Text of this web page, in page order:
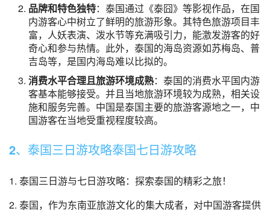
品牌和特色独特：泰国通过《泰囧》等影视作品，在国
内游客心中树立了鲜明的旅游形象。其特色旅游项目丰
富，人妖表演、泼水节等充满吸引力，能激发游客的好
奇心和参与热情。此外，泰国的海岛资源如苏梅岛、普
吉岛等，是国内海岛难以比拟的。
消费水平合理且旅游环境成熟：泰国的消费水平国内游
客基本能够接受。并且当地旅游环境较为成熟，相关设
施和服务完善。中国是泰国主要的旅游客源地之一，中
国游客在当地受重视程度较高。
2、泰国三日游攻略泰国七日游攻略
1. 泰国三日游与七日游攻略：探索泰国的精彩之旅！
2. 泰国，作为东南亚旅游文化的集大成者，对中国游客提供